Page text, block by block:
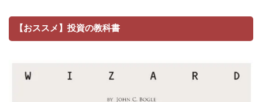
【おススメ】投資の教科書